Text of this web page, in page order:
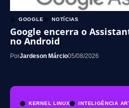
KERNEL LINUX INTELIGÊNCIA
GOOGLE NOTÍCIAS
Google encerra o
no Android
PorJardeson Márcio05/08/2026